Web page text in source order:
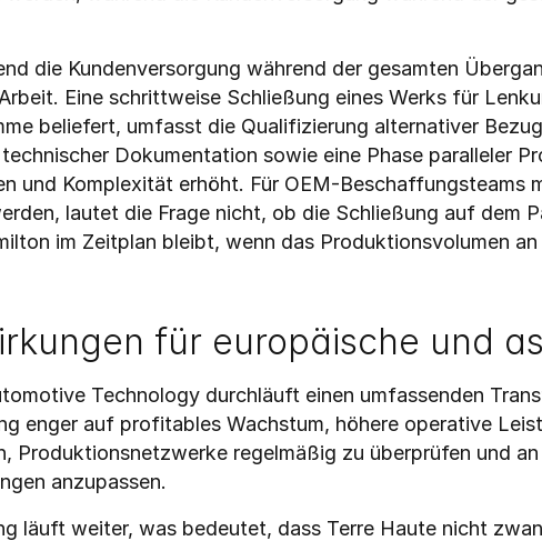
die Kundenversorgung während der gesamten
Eine schrittweise Schließung eines Werks für
beliefert, umfasst die Qualifizierung alternativer
Dokumentation sowie eine Phase paralleler
und Komplexität erhöht. Für OEM-Beschaffungsteams
lautet die Frage nicht, ob die Schließung auf dem
im Zeitplan bleibt, wenn das Produktionsvolumen
für europäische und
Technology durchläuft einen umfassenden
enger auf profitables Wachstum, höhere operative
Produktionsnetzwerke regelmäßig zu überprüfen und
anzupassen.
läuft weiter, was bedeutet, dass Terre Haute nicht